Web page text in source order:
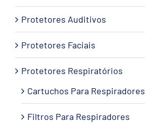
Protetores Auditivos
Protetores Faciais
Protetores Respiratórios
Cartuchos Para Respiradores
Filtros Para Respiradores